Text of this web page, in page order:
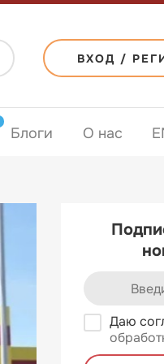
ВХОД /
Блоги О нас
Даю